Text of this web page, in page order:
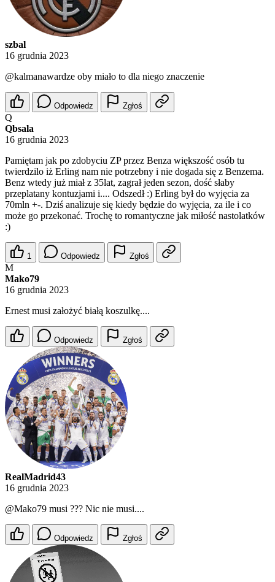
szbal
16 grudnia 2023
@kalmanawardze oby miało to dla niego znaczenie
Odpowiedz Zgłoś
Q
Qbsala
16 grudnia 2023
Pamiętam jak po zdobyciu ZP przez Benza większość osób tu
twierdzilo iż Erling nam nie potrzebny i nie dogada się z Benzema.
Benz wtedy już miał z 35lat, zagrał jeden sezon, dość słaby
przeplatany kontuzjami i.... Odszedł :) Erling był do wyjęcia za
70mln +-. Dziś analizuje się kiedy będzie do wyjęcia, za ile i co
może go przekonać. Trochę to romantyczne jak miłość nastolatków
:)
1 Odpowiedz Zgłoś
M
Mako79
16 grudnia 2023
Ernest musi założyć białą koszulkę....
Odpowiedz Zgłoś
RealMadrid43
16 grudnia 2023
@Mako79 musi ??? Nic nie musi....
Odpowiedz Zgłoś